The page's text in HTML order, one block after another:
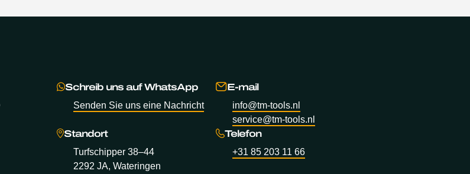
Schreib uns auf WhatsApp
Senden Sie uns eine Nachricht
E-mail
info@tm-tools.nl
service@tm-tools.nl
Standort
Turfschipper 38–44
2292 JA, Wateringen
Telefon
+31 85 203 11 66